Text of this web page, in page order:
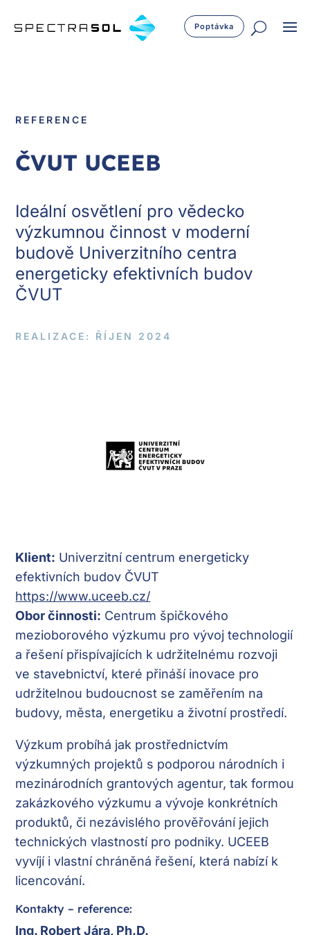
Poptávka
REFERENCE
ČVUT UCEEB
Ideální osvětlení pro vědecko
výzkumnou činnost v moderní
budově Univerzitního centra
energeticky efektivních budov
ČVUT
REALIZACE: ŘÍJEN 2024
Klient: Univerzitní centrum energeticky
efektivních budov ČVUT
https://www.uceeb.cz/
Obor činnosti: Centrum špičkového
mezioborového výzkumu pro vývoj technologií
a řešení přispívajících k udržitelnému rozvoji
ve stavebnictví, které přináší inovace pro
udržitelnou budoucnost se zaměřením na
budovy, města, energetiku a životní prostředí.
Výzkum probíhá jak prostřednictvím
výzkumných projektů s podporou národních i
mezinárodních grantových agentur, tak formou
zakázkového výzkumu a vývoje konkrétních
produktů, či nezávislého prověřování jejich
technických vlastností pro podniky. UCEEB
vyvíjí i vlastní chráněná řešení, která nabízí k
licencování.
Kontakty – reference:
Ing. Robert Jára, Ph.D.